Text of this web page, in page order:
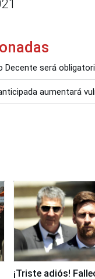
Decente será
aumentará
¡Triste adiós!